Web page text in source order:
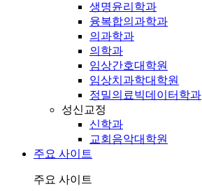
생명윤리학과
융복합의과학과
의과학과
의학과
임상간호대학원
임상치과학대학원
정밀의료빅데이터학과
성신교정
신학과
교회음악대학원
주요 사이트
주요 사이트